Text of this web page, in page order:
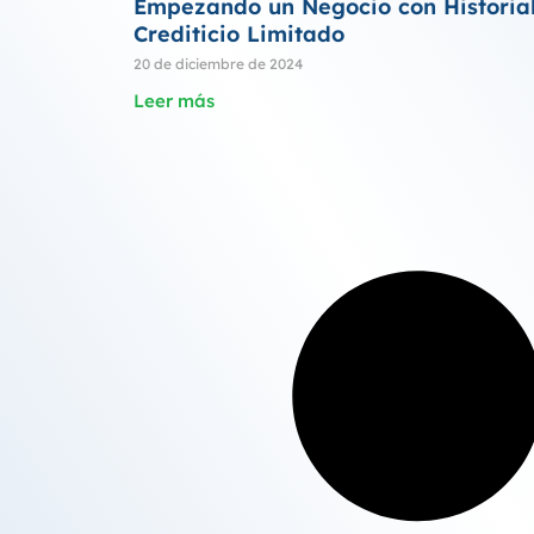
Empezando un Negocio con
Crediticio Limitado
20 de diciembre de 2024
Leer más